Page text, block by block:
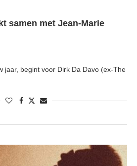
samen met Jean-Marie
jaar, begint voor Dirk Da Davo (ex-The